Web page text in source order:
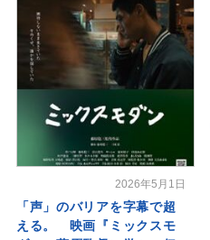
2026年5月1日
「声」のバリアを字幕で超
える。 映画『ミックスモ